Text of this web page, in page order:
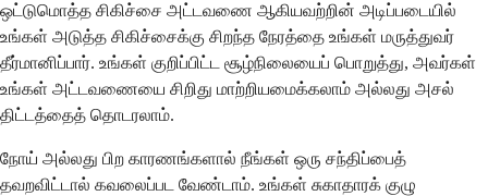
ஒட்டுமொத்த சிகிச்சை அட்டவணை ஆகியவற்றின் அடிப்படையில்
உங்கள் அடுத்த சிகிச்சைக்கு சிறந்த நேரத்தை உங்கள் மருத்துவர்
தீர்மானிப்பார். உங்கள் குறிப்பிட்ட சூழ்நிலையைப் பொறுத்து, அவர்கள்
உங்கள் அட்டவணையை சிறிது மாற்றியமைக்கலாம் அல்லது அசல்
திட்டத்தைத் தொடரலாம்.
நோய் அல்லது பிற காரணங்களால் நீங்கள் ஒரு சந்திப்பைத்
தவறவிட்டால் கவலைப்பட வேண்டாம். உங்கள் சுகாதாரக் குழு